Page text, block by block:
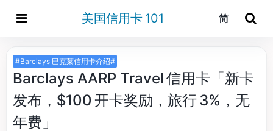
美国信用卡 101 简
#Barclays 巴克莱信用卡介绍#
Barclays AARP Travel 信用卡「新卡
发布，$100 开卡奖励，旅行 3%，无
年费」